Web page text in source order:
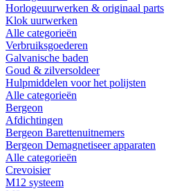
Horlogeuurwerken & originaal parts
Klok uurwerken
Alle categorieën
Verbruiksgoederen
Galvanische baden
Goud & zilversoldeer
Hulpmiddelen voor het polijsten
Alle categorieën
Bergeon
Afdichtingen
Bergeon Barettenuitnemers
Bergeon Demagnetiseer apparaten
Alle categorieën
Crevoisier
M12 systeem